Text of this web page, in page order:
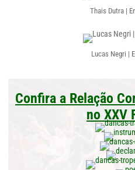
Thais Dutra |
Lucas Negri |
Confira a Relação
no XXV